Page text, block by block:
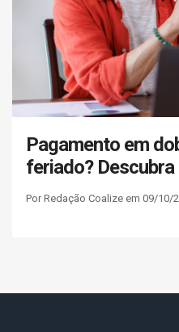
Pagamento em
feriado? Descubra
Por Redação Coalize em 09/10/